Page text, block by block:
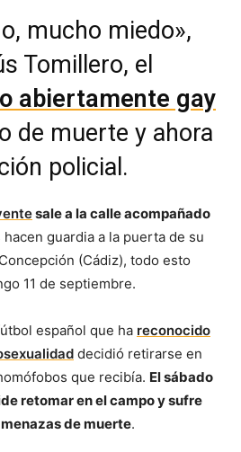
mucho miedo»,
Tomillero, el
abiertamente gay
de muerte y ahora
policial.
sale a la calle acompañado
guardia a la puerta de su
(Cádiz), todo esto
11 de septiembre.
español que ha reconocido
decidió retirarse en
que recibía. El sábado
retomar en el campo y sufre
de muerte.